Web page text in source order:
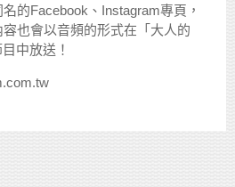
的Facebook、Instagram專頁，
也會以音頻的形式在「大人的
中放送！